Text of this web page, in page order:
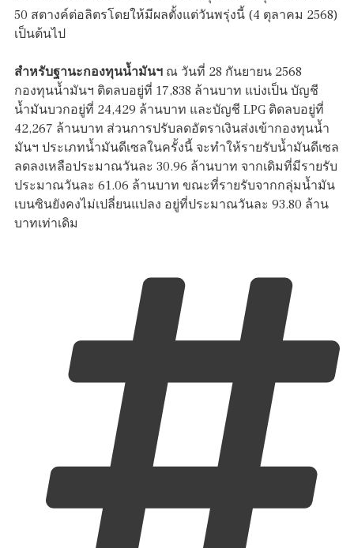
50 สตางค์ต่อลิตรโดยให้มีผลตั้งแต่วันพรุ่งนี้ (4 ตุลาคม 2568)
เป็นต้นไป
สำหรับฐานะกองทุนน้ำมันฯ ณ วันที่ 28 กันยายน 2568
กองทุนน้ำมันฯ ติดลบอยู่ที่ 17,838 ล้านบาท แบ่งเป็น บัญชี
น้ำมันบวกอยู่ที่ 24,429 ล้านบาท และบัญชี LPG ติดลบอยู่ที่
42,267 ล้านบาท ส่วนการปรับลดอัตราเงินส่งเข้ากองทุนน้ำ
มันฯ ประเภทน้ำมันดีเซลในครั้งนี้ จะทำให้รายรับน้ำมันดีเซล
ลดลงเหลือประมาณวันละ 30.96 ล้านบาท จากเดิมที่มีรายรับ
ประมาณวันละ 61.06 ล้านบาท ขณะที่รายรับจากกลุ่มน้ำมัน
เบนซินยังคงไม่เปลี่ยนแปลง อยู่ที่ประมาณวันละ 93.80 ล้าน
บาทเท่าเดิม